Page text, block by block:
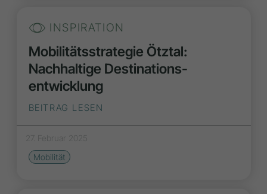
INSPIRATION
Mobilitätsstrategie Ötztal:
Nachhaltige Destinations­
entwicklung
BEITRAG LESEN
27. Februar 2025
Mobilität